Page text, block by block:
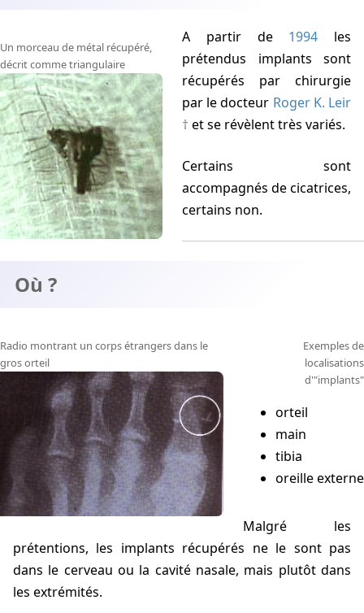
Un morceau de métal récupéré,
décrit comme triangulaire
A partir de 1994 les
prétendus implants sont
récupérés par chirurgie
par le docteur Roger K. Leir
et se révèlent très variés.
Certains sont
accompagnés de cicatrices,
certains non.
Où ?
Exemples de
localisations
d'"implants"
orteil
main
tibia
oreille externe
Radio montrant un corps étrangers dans le
gros orteil
Malgré les
prétentions, les implants récupérés ne le sont pas
dans le cerveau ou la cavité nasale, mais plutôt dans
les extrémités.